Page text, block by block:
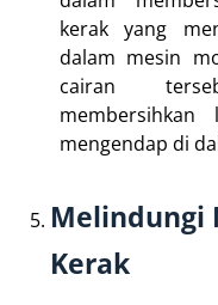
kerak yang
dalam mesin
cairan
mengendap di
Melindungi
Kerak